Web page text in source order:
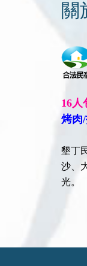
關
16人
烤肉
墾丁
沙、
光。